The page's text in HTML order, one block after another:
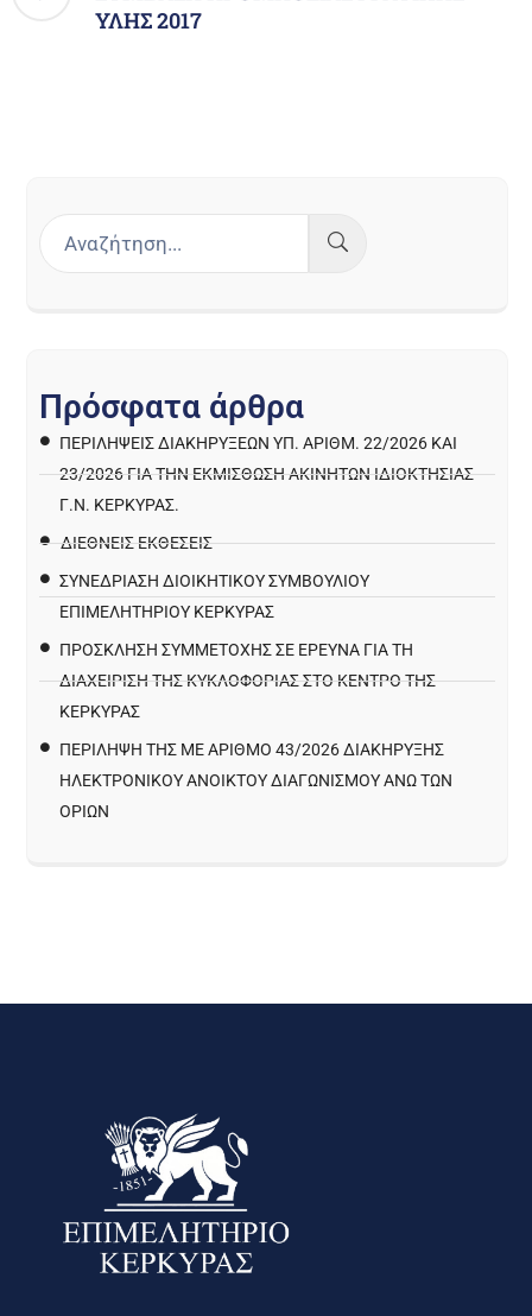
ΥΛΗΣ 2017
Πρόσφατα άρθρα
ΠΕΡΙΛΉΨΕΙΣ ΔΙΑΚΗΡΎΞΕΩΝ ΥΠ. ΑΡΙΘΜ. 22/2026 ΚΑΙ
23/2026 ΓΙΑ ΤΗΝ ΕΚΜΊΣΘΩΣΗ ΑΚΙΝΉΤΩΝ ΙΔΙΟΚΤΗΣΊΑΣ
Γ.Ν. ΚΈΡΚΥΡΑΣ.
ΔΙΕΘΝΕΙΣ ΕΚΘΕΣΕΙΣ
ΣΥΝΕΔΡΙΑΣΗ ΔΙΟΙΚΗΤΙΚΟΥ ΣΥΜΒΟΥΛΙΟΥ
ΕΠΙΜΕΛΗΤΗΡΙΟΥ ΚΕΡΚΥΡΑΣ
ΠΡΌΣΚΛΗΣΗ ΣΥΜΜΕΤΟΧΉΣ ΣΕ ΈΡΕΥΝΑ ΓΙΑ ΤΗ
ΔΙΑΧΕΊΡΙΣΗ ΤΗΣ ΚΥΚΛΟΦΟΡΊΑΣ ΣΤΟ ΚΈΝΤΡΟ ΤΗΣ
ΚΈΡΚΥΡΑΣ
ΠΕΡΙΛΗΨΗ ΤΗΣ ΜΕ ΑΡΙΘΜΟ 43/2026 ΔΙΑΚΗΡΥΞΗΣ
ΗΛΕΚΤΡΟΝΙΚΟΥ ΑΝΟΙΚΤΟΥ ΔΙΑΓΩΝΙΣΜΟΥ ΑΝΩ ΤΩΝ
ΟΡΙΩΝ